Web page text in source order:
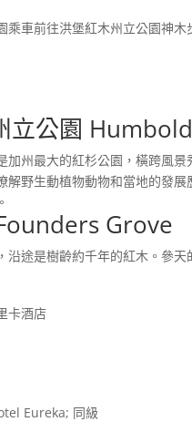
乘車前往洪堡紅木州立公園神木
立公園
加州最大的紅杉公園，橫跨風
解野生動植物動物和當地的發
Grove
沿途是樹齡約千年的紅木。參
卡酒店
Eureka; 同級